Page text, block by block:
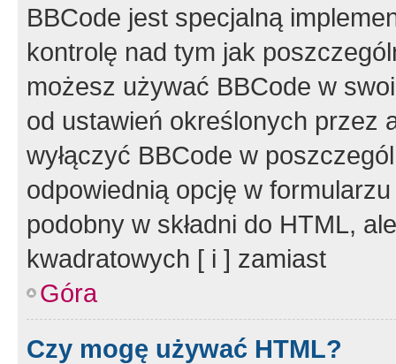
BBCode jest specjalną
kontrolę nad tym jak
możesz używać BBCode w
od ustawień określonych przez
wyłączyć BBCode w
odpowiednią opcję w
podobny w składni do HTML,
kwadratowych [ i ] zamiast
Góra
Czy mogę używać HTML?